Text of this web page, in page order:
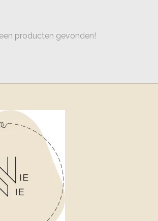
producten gevonden!